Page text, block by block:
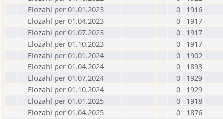
Elozahl per 01.01.2023
0
1916
Elozahl per 01.04.2023
0
1917
Elozahl per 01.07.2023
0
1917
Elozahl per 01.10.2023
0
1917
Elozahl per 01.01.2024
0
1902
Elozahl per 01.04.2024
0
1893
Elozahl per 01.07.2024
0
1929
Elozahl per 01.10.2024
0
1929
Elozahl per 01.01.2025
0
1918
Elozahl per 01.04.2025
0
1876